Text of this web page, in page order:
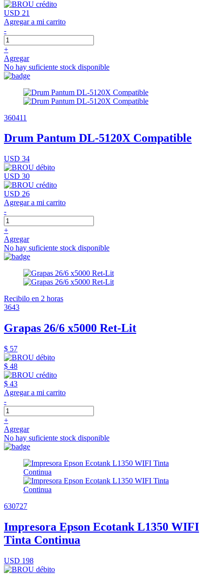
USD 21
Agregar a mi carrito
-
+
Agregar
No hay suficiente stock disponible
360411
Drum Pantum DL-5120X Compatible
USD 34
USD 30
USD 26
Agregar a mi carrito
-
+
Agregar
No hay suficiente stock disponible
Recibilo en 2 horas
3643
Grapas 26/6 x5000 Ret-Lit
$ 57
$ 48
$ 43
Agregar a mi carrito
-
+
Agregar
No hay suficiente stock disponible
630727
Impresora Epson Ecotank L1350 WIFI
Tinta Continua
USD 198